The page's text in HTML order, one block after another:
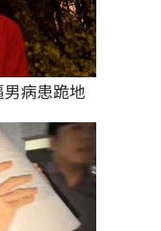
病患跪地